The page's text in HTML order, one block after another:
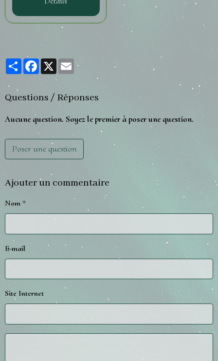
PartagerFacebook
X
Questions / Réponses
Aucune question. Soyez le premier à poser une question.
Poser une question
Ajouter un commentaire
Nom
E-mail
Site Internet